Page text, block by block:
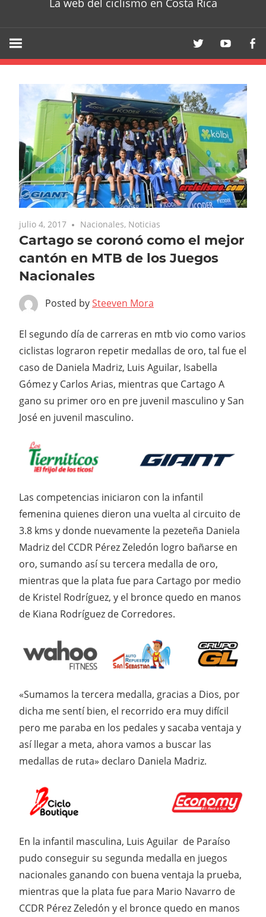
La web del ciclismo en Costa Rica
julio 4, 2017 Nacionales, Noticias
Cartago se coronó como el mejor
cantón en MTB de los Juegos
Nacionales
Posted bySteeven Mora
El segundo día de carreras en mtb vio como varios
ciclistas lograron repetir medallas de oro, tal fue el
caso de Daniela Madriz, Luis Aguilar, Isabella
Gómez y Carlos Arias, mientras que Cartago A
gano su primer oro en pre juvenil masculino y San
José en juvenil masculino.
Las competencias iniciaron con la infantil
femenina quienes dieron una vuelta al circuito de
3.8 kms y donde nuevamente la pezeteña Daniela
Madriz del CCDR Pérez Zeledón logro bañarse en
oro, sumando así su tercera medalla de oro,
mientras que la plata fue para Cartago por medio
de Kristel Rodríguez, y el bronce quedo en manos
de Kiana Rodríguez de Corredores.
«Sumamos la tercera medalla, gracias a Dios, por
dicha me sentí bien, el recorrido era muy difícil
pero me paraba en los pedales y sacaba ventaja y
así llegar a meta, ahora vamos a buscar las
medallas de ruta» declaro Daniela Madriz.
En la infantil masculina, Luis Aguilar de Paraíso
pudo conseguir su segunda medalla en juegos
nacionales ganando con buena ventaja la prueba,
mientras que la plata fue para Mario Navarro de
CCDR Pérez Zeledón y el bronce quedo en manos